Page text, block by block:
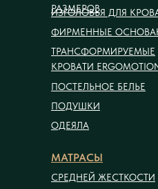
МАТРАСЫ
СРЕДНЕЙ ЖЕСТКОСТИ
РАЗМЕРОВ
ИЗГОЛОВЬЯ ДЛЯ
ФИРМЕННЫЕ
ТРАНСФОРМИРУЕМЫЕ
КРОВАТИ
ПОСТЕЛЬНОЕ БЕЛЬЕ
ПОДУШКИ
ОДЕЯЛА